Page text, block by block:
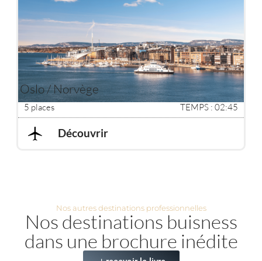
Oslo / Norvège
5 places TEMPS : 02:45
Découvrir
Nos autres destinations professionnelles
Nos destinations buisness
dans une brochure inédite